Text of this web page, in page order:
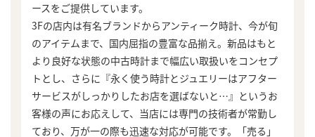
ースをご提供しています。
3Fの店内は有名ブランドからアンティーク時計、今が旬
のアイテムまで、国内屈指の豊富な品揃え。新品はもと
より良好な状態の中古時計まで幅広い取扱いをコンセプ
トとし、さらに『永く使う時計とジュエリーはアフター
サービスがしっかりしたお店を選ばないと…』というお
客様の声にお応えして、当店には専門の技術者が常勤し
ており、万が一の際も迅速な対応が可能です。「売る」